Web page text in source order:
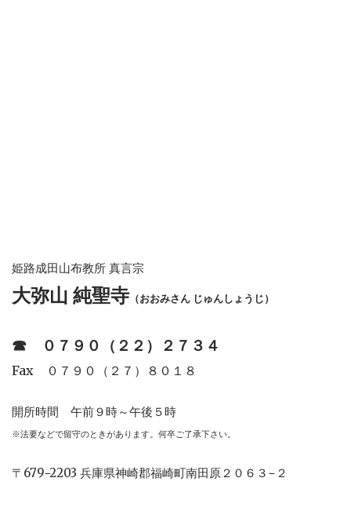
姫路成田山布教所 真言宗
大弥山 純聖寺 （おおみさん じゅんしょうじ）
☎︎ ０７９０（２２）２７３４
Fax ０７９０（２７）８０１８
開所時間 午前９時～午後５時
※法要などで留守のときがあります。何卒ご了承下さい。
〒679−2203 兵庫県神崎郡福崎町南田原２０６３−２